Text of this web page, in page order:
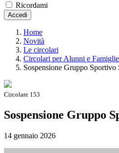
Ricordami
Accedi
Home
Novità
Le circolari
Circolari per Alunni e Famiglie
Sospensione Gruppo Sportivo
Circolare 153
Sospensione Gruppo
14 gennaio 2026